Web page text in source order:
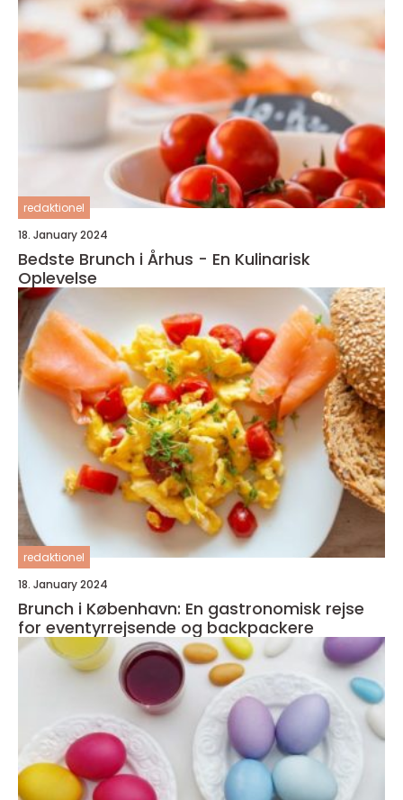
redaktionel
18. January 2024
Bedste Brunch i Århus - En Kulinarisk
Oplevelse
redaktionel
18. January 2024
Brunch i København: En gastronomisk rejse
for eventyrrejsende og backpackere